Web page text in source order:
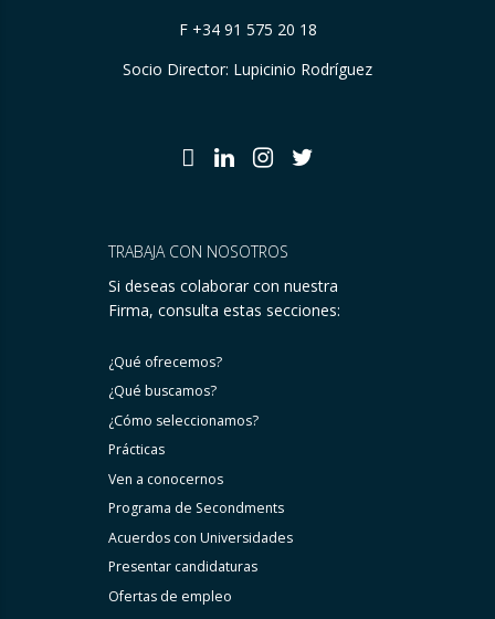
F +34 91 575 20 18
Socio Director: Lupicinio Rodríguez
TRABAJA CON NOSOTROS
Si deseas colaborar con nuestra
Firma, consulta estas secciones:
¿Qué ofrecemos?
¿Qué buscamos?
¿Cómo seleccionamos?
Prácticas
Ven a conocernos
Programa de Secondments
Acuerdos con Universidades
Presentar candidaturas
Ofertas de empleo